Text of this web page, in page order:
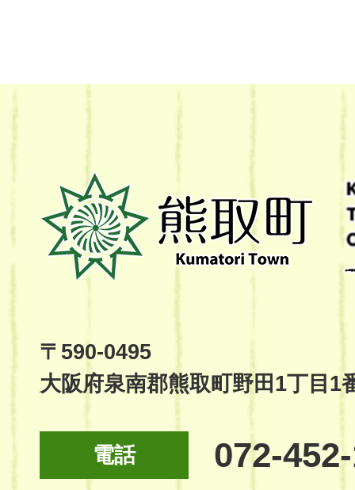
熊
取
町
Kumatori
Site
〒590-0495
大阪府泉南郡熊取町野田1丁目1
電話 072-